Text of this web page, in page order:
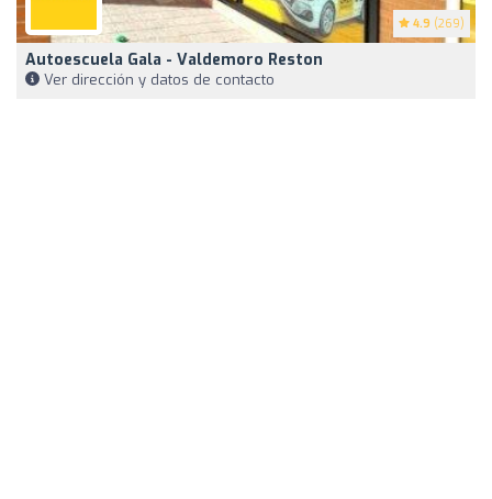
4.9 (269)
Autoescuela Gala - Valdemoro Reston
Ver dirección y datos de contacto